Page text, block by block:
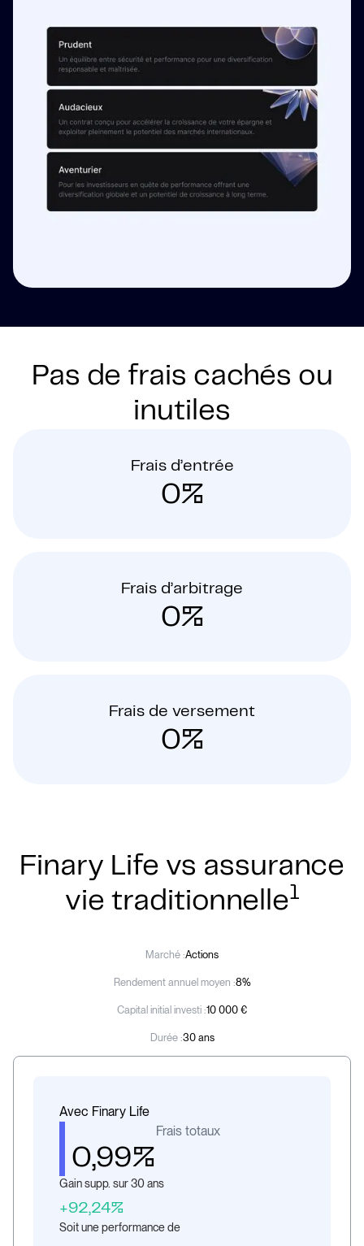
Pas de frais cachés ou
inutiles
Frais d’entrée
0%
Frais d’arbitrage
0%
Frais de versement
0%
Finary Life vs assurance
vie traditionnelle1
Marché :Actions
Rendement annuel moyen :8%
Capital initial investi :10 000 €
Durée :30 ans
Avec Finary Life
Frais totaux
0,99%
Gain supp. sur 30 ans
+92,24%
Soit une performance de